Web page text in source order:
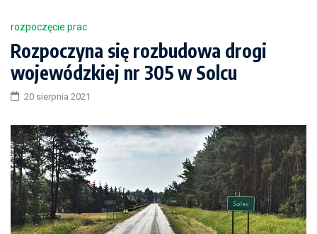
rozpoczęcie prac
Rozpoczyna się rozbudowa drogi
wojewódzkiej nr 305 w Solcu
20 sierpnia 2021